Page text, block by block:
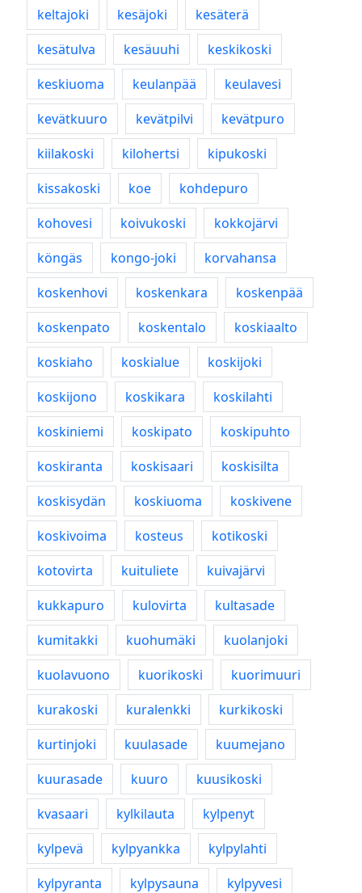
keltajoki kesäjoki
kesäterä
kesätulva
kesäuuhi
keskikoski
keskiuoma
keulanpää
keulavesi
kevätkuuro
kevätpilvi
kevätpuro
kiilakoski
kilohertsi
kipukoski
kissakoski
koe
kohdepuro
kohovesi
koivukoski
kokkojärvi
köngäs
kongo-joki
korvahansa
koskenhovi
koskenkara
koskenpää
koskenpato
koskentalo
koskiaalto
koskiaho
koskialue
koskijoki
koskijono
koskikara
koskilahti
koskiniemi
koskipato
koskipuhto
koskiranta
koskisaari
koskisilta
koskisydän
koskiuoma
koskivene
koskivoima
kosteus
kotikoski
kotovirta
kuituliete
kuivajärvi
kukkapuro
kulovirta
kultasade
kumitakki
kuohumäki
kuolanjoki
kuolavuono
kuorikoski
kuorimuuri
kurakoski
kuralenkki
kurkikoski
kurtinjoki
kuulasade
kuumejano
kuurasade
kuuro
kuusikoski
kvasaari
kylkilauta
kylpenyt
kylpevä
kylpyankka
kylpylahti
kylpyranta
kylpysauna
kylpyvesi